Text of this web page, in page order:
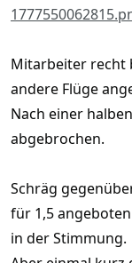
Mitarbeiter recht
andere Flüge
Nach einer
abgebrochen.
Schräg
für 1,5
in der Stimmung.